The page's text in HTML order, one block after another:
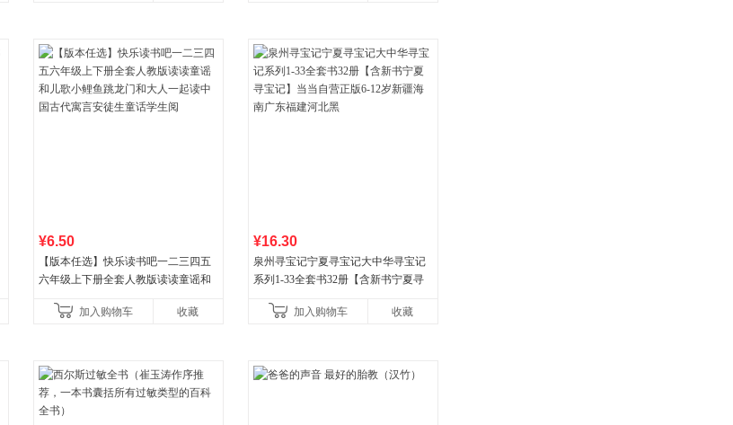
¥6.50
【版本任选】快乐读书吧一二三四五
六年级上下册全套人教版读读童谣和
古代寓言安徒生童话学生阅
加入购物车 收藏
¥16.30
泉州寻宝记宁夏寻宝记大中华寻宝记
系列1-33全套书32册【含新书宁夏寻
广东福建河北黑
加入购物车 收藏